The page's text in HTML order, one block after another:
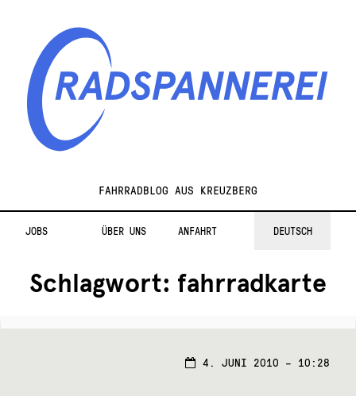
RadspannereiFAHRRADBLOG AUS KREUZBERG
JOBS ÜBER UNS ANFAHRT DEUTSCH
Schlagwort: fahrradkarte
4. JUNI 2010 – 10:28